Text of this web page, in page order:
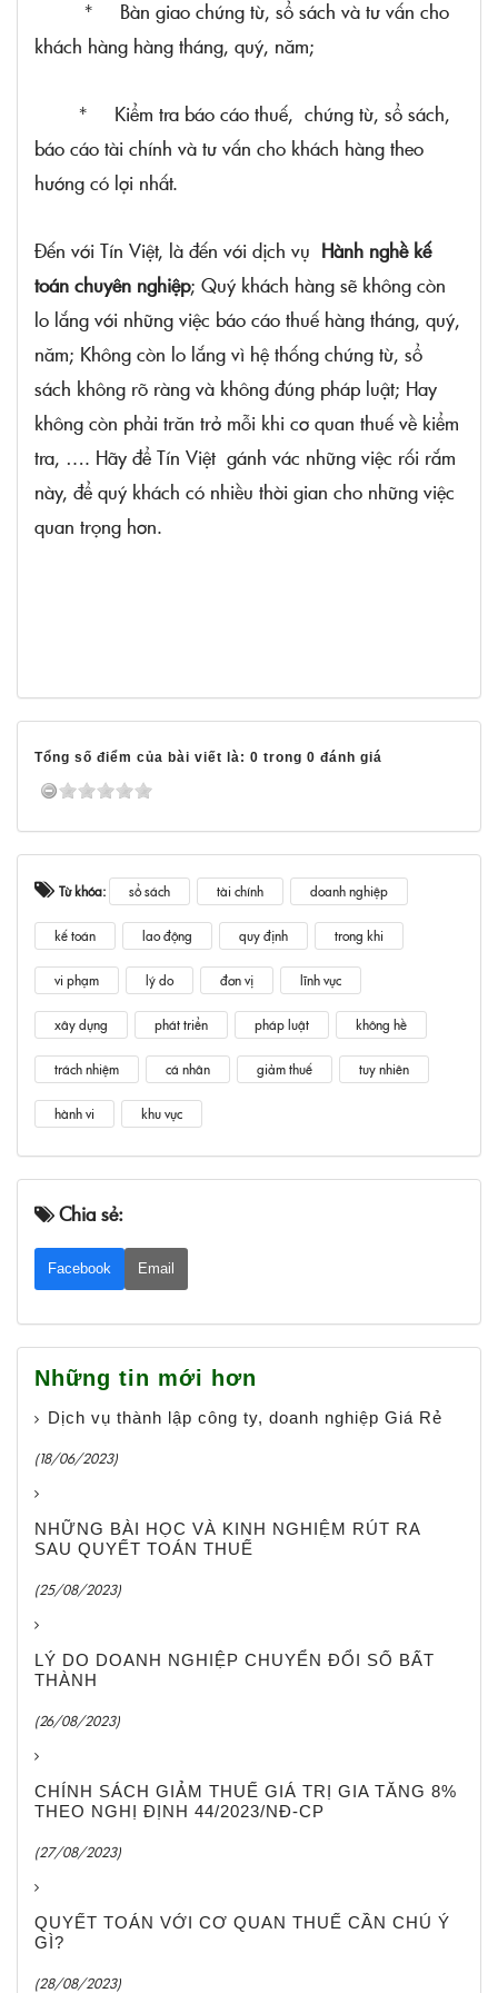
* Bàn giao chứng từ, sổ sách và tư vấn cho
khách hàng hàng tháng, quý, năm;
* Kiểm tra báo cáo thuế, chứng từ, sổ sách,
báo cáo tài chính và tư vấn cho khách hàng theo
hướng có lợi nhất.
Đến với Tín Việt, là đến với dịch vụ Hành nghề kế
toán chuyên nghiệp; Quý khách hàng sẽ không còn
lo lắng với những việc báo cáo thuế hàng tháng, quý,
năm; Không còn lo lắng vì hệ thống chứng từ, sổ
sách không rõ ràng và không đúng pháp luật; Hay
không còn phải trăn trở mỗi khi cơ quan thuế về kiểm
tra, …. Hãy để Tín Việt gánh vác những việc rối rắm
này, để quý khách có nhiều thời gian cho những việc
quan trọng hơn.
Tổng số điểm của bài viết là: 0 trong 0 đánh giá
Từ khóa: sổ sách tài chính doanh nghiệp
kế toán lao động quy định trong khi
vi phạm lý do đơn vị lĩnh vực
xây dựng phát triển pháp luật không hề
trách nhiệm cá nhân giảm thuế tuy nhiên
hành vi khu vực
Chia sẻ:
Facebook Email
Những tin mới hơn
Dịch vụ thành lập công ty, doanh nghiệp Giá Rẻ
(18/06/2023)
NHỮNG BÀI HỌC VÀ KINH NGHIỆM RÚT RA
SAU QUYẾT TOÁN THUẾ
(25/08/2023)
LÝ DO DOANH NGHIỆP CHUYỂN ĐỔI SỐ BẤT
THÀNH
(26/08/2023)
CHÍNH SÁCH GIẢM THUẾ GIÁ TRỊ GIA TĂNG 8%
THEO NGHỊ ĐỊNH 44/2023/NĐ-CP
(27/08/2023)
QUYẾT TOÁN VỚI CƠ QUAN THUẾ CẦN CHÚ Ý
GÌ?
(28/08/2023)